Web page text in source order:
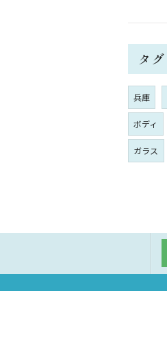
タグ
兵庫
ボディ
ガラス